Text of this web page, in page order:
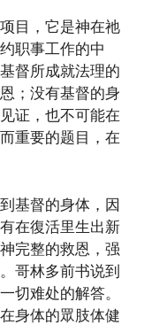
目，它是神在祂
职事工作的中
督所成就法理的
；没有基督的身
证，也不可能在
重要的题目，在
基督的身体，因
在復活里生出新
完整的救恩，强
哥林多前书说到
切难处的解答。
身体的眾肢体健